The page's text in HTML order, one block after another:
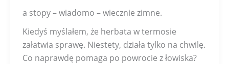
a stopy – wiadomo – wiecznie zimne.
Kiedyś myślałem, że herbata w termosie
załatwia sprawę. Niestety, działa tylko na chwilę.
Co naprawdę pomaga po powrocie z łowiska?